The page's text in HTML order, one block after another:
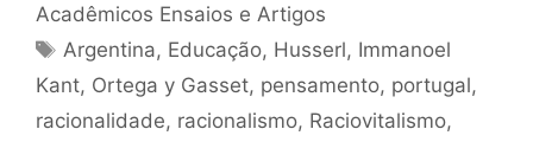
Acadêmicos Ensaios e Artigos
Tags
Argentina, Educação, Husserl, Immanoel
Kant, Ortega y Gasset, pensamento, portugal,
racionalidade, racionalismo, Raciovitalismo,